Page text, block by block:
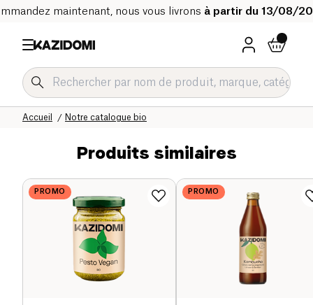
maintenant, nous vous livrons à partir du 13/08/
Notre catalogue bio
Accueil
Produits similaires
PROMO PROMO